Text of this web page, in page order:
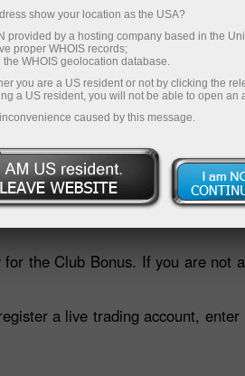
เปิดบัญชีเทรด เปิดบัญชีเด
the Club Bonus. If you are
a live trading account,
show your location as the USA?
provided by a hosting company based in the
proper WHOIS records;
WHOIS geolocation database.
you are a US resident or not by clicking the
a US resident, you will not be able to open an
caused by this message.